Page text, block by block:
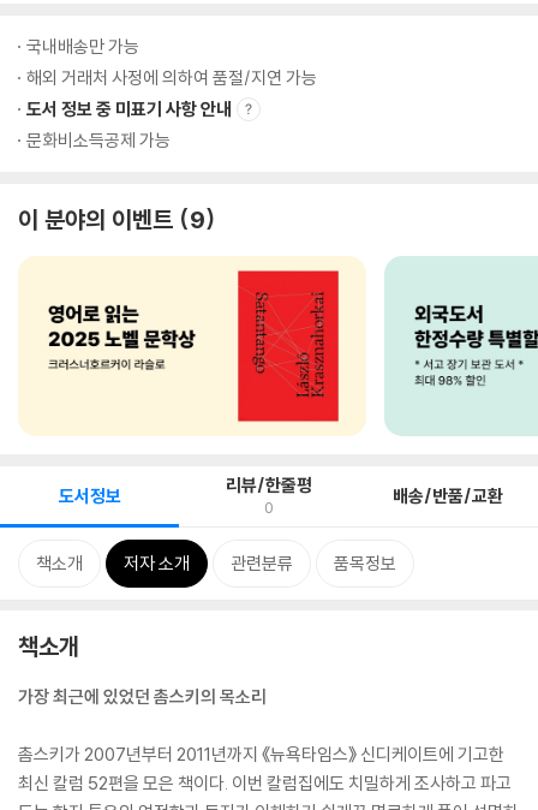
국내배송만 가능
해외 거래처 사정에 의하여 품절/지연 가능
도서 정보 중 미표기 사항 안내
문화비소득공제 가능
이 분야의 이벤트 9
도서정보 리뷰/한줄평
0 배송/반품/교환
책소개 저자 소개 관련분류 품목정보
책소개
가장 최근에 있었던 촘스키의 목소리
촘스키가 2007년부터 2011년까지 《뉴욕타임스》 신디케이트에 기고한
최신 칼럼 52편을 모은 책이다. 이번 칼럼집에도 치밀하게 조사하고 파고